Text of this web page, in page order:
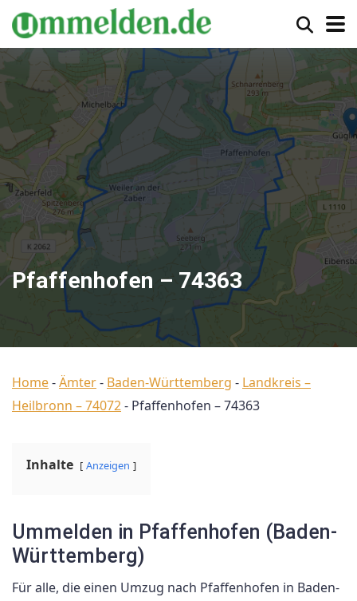
Pfaffenhofen – 74363
Home-Ämter- Baden-Württemberg - Landkreis –
Heilbronn – 74072- Pfaffenhofen – 74363
Inhalte Anzeigen
Ummelden in Pfaffenhofen (Baden-
Württemberg)
Für alle, die einen Umzug nach Pfaffenhofen in Baden-